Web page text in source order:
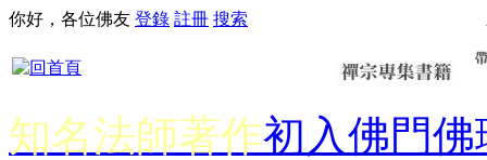
你好，各位佛友 登錄 註冊 搜索
知名法師著作初入佛門佛